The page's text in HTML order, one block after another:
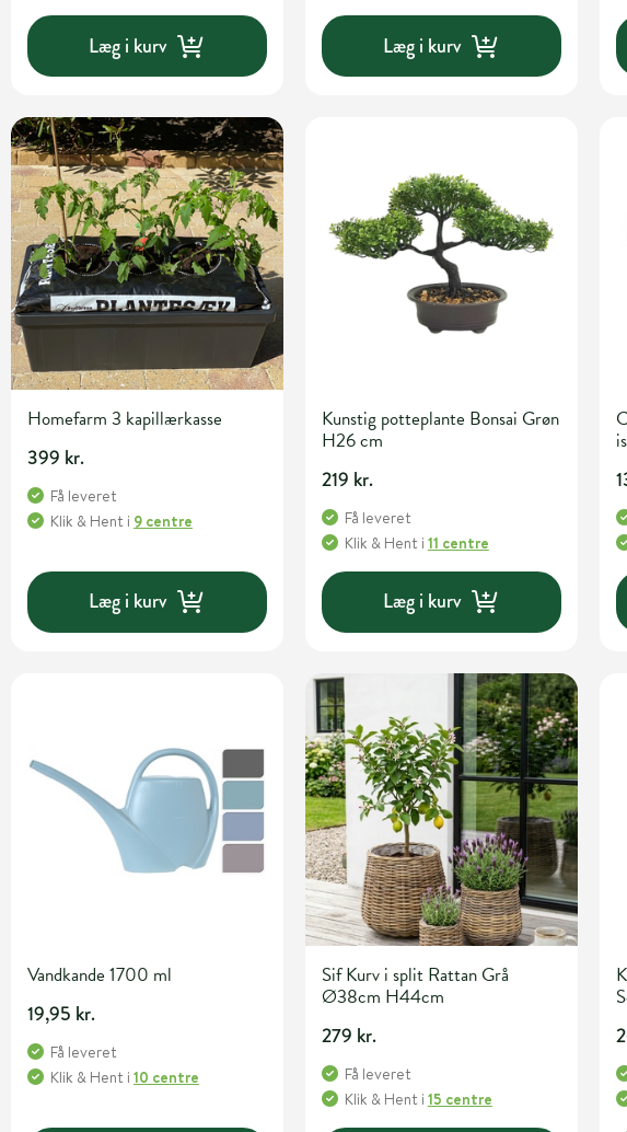
Læg i kurv Læg i kurv
Homefarm 3 kapillærkasse
399 kr.
Få leveret
Klik & Hent i 9 centre
Læg i kurv
Kunstig potteplante Bonsai Grøn
H26 cm
219 kr.
Få leveret
Klik & Hent i 11 centre
Læg i kurv
Vandkande 1700 ml
19,95 kr.
Få leveret
Klik & Hent i 10 centre
Sif Kurv i split Rattan Grå
Ø38cm H44cm
279 kr.
Få leveret
Klik & Hent i 15 centre